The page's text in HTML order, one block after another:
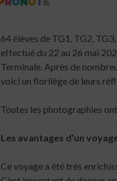
64 élèves de TG1, TG2,
effectué du 22 au 26 mai
Terminale. Après de
voici un florilège de leurs
Toutes les photographies
Les avantages d’un
Ce voyage a été très